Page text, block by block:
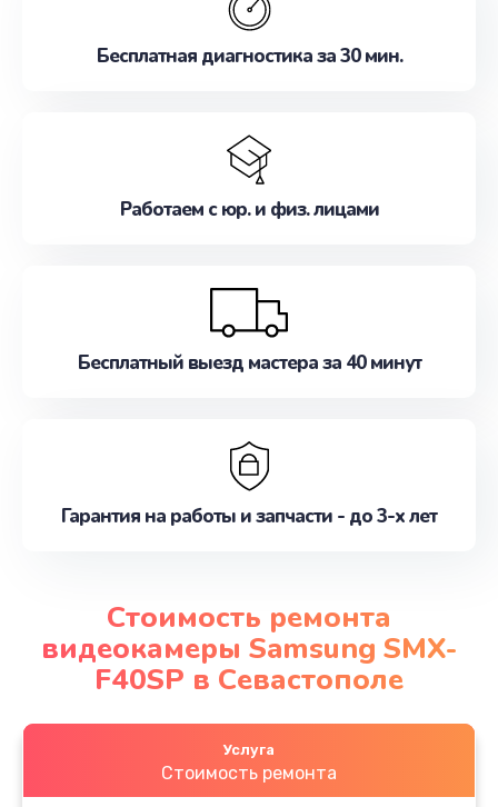
Бесплатная диагностика за 30 мин.
Работаем с юр. и физ. лицами
Бесплатный выезд мастера за 40 минут
Гарантия на работы и запчасти - до 3-х лет
Стоимость ремонта
видеокамеры Samsung SMX-
F40SP в Севастополе
Услуга
Стоимость ремонта